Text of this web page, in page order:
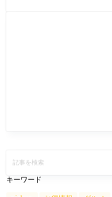
を
キーワード